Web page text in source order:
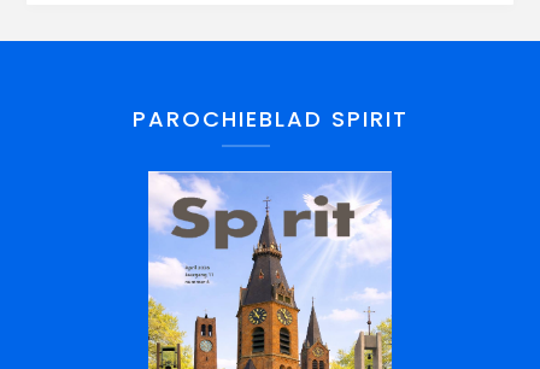
PAROCHIEBLAD SPIRIT